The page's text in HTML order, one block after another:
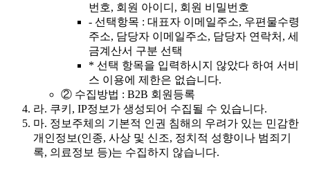
번호, 회원 아이디, 회원 비밀번호
- 선택항목 : 대표자 이메일주소, 우편물수령
주소, 담당자 이메일주소, 담당자 연락처, 세
금계산서 구분 선택
* 선택 항목을 입력하시지 않았다 하여 서비
스 이용에 제한은 없습니다.
② 수집방법 : B2B 회원등록
라. 쿠키, IP정보가 생성되어 수집될 수 있습니다.
마. 정보주체의 기본적 인권 침해의 우려가 있는 민감한
개인정보(인종, 사상 및 신조, 정치적 성향이나 범죄기
록, 의료정보 등)는 수집하지 않습니다.